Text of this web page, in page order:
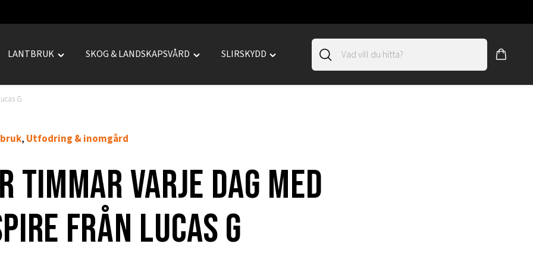
LANTBRUK
Toggle
SKOG & LANDSKAPSVÅRD
Toggle
SLIRSKYDD
Toggle
G
, Utfodring & inomgård
timmar varje dag med
från Lucas G